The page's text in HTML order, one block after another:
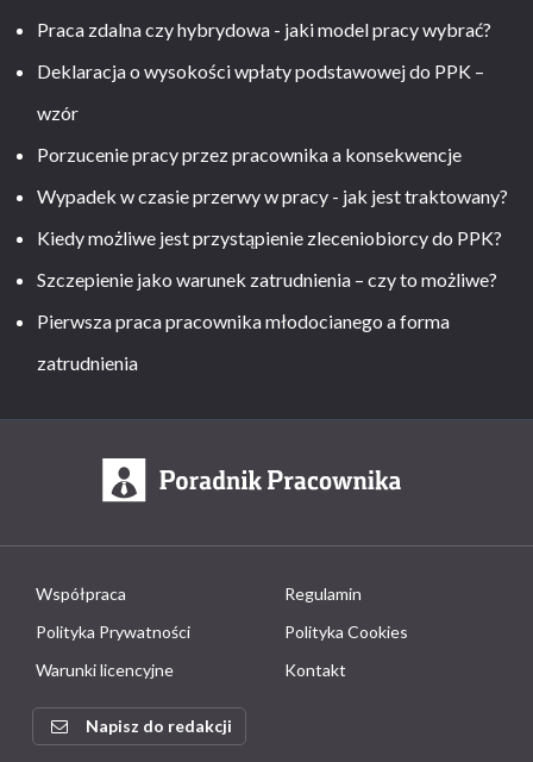
Praca zdalna czy hybrydowa - jaki model pracy wybrać?
Deklaracja o wysokości wpłaty podstawowej do PPK –
wzór
Porzucenie pracy przez pracownika a konsekwencje
Wypadek w czasie przerwy w pracy - jak jest traktowany?
Kiedy możliwe jest przystąpienie zleceniobiorcy do PPK?
Szczepienie jako warunek zatrudnienia – czy to możliwe?
Pierwsza praca pracownika młodocianego a forma
zatrudnienia
Współpraca
Regulamin
Polityka Prywatności
Polityka Cookies
Warunki licencyjne
Kontakt
Napisz do redakcji